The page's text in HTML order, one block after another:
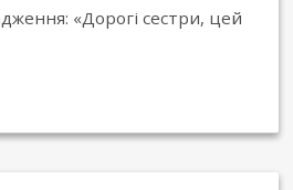
«Дорогі сестри, цей